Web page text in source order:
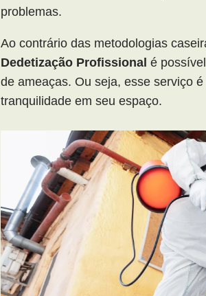
problemas.
Ao contrário das metodologias
Dedetização Profissional é
de ameaças. Ou seja, esse serviço
tranquilidade em seu espaço.